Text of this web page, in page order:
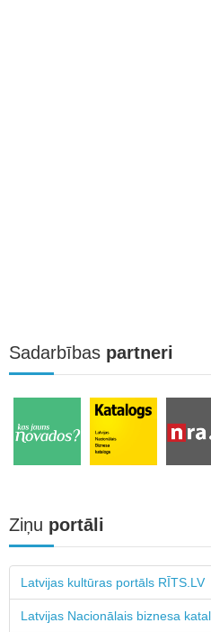
Sadarbības partneri
Ziņu portāli
Latvijas kultūras portāls RĪTS.LV
Latvijas Nacionālais biznesa